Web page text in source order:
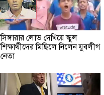
সিঙ্গারার লোভ দেখিয়ে স্কুল
শিক্ষার্থীদের মিছিলে নিলেন যুবলীগ
নেতা